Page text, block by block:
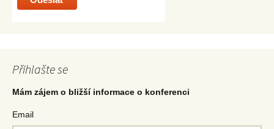
Přihlašte se
Mám zájem o bližší informace o konferenci
Email